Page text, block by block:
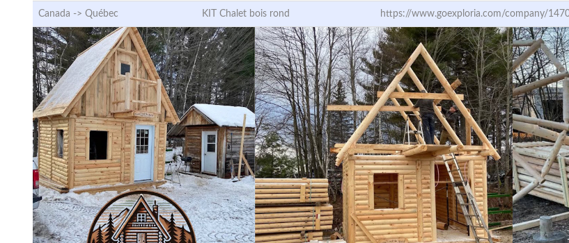
Canada -> Québec KIT Chalet bois rond https://www.goexploria.com/company/